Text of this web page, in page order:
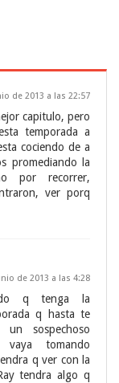
de 2013 a las 22:57
capitulo, pero
temporada a
cociendo de a
promediando la
por recorrer,
ver porq
de 2013 a las 4:28
q tenga la
q hasta te
un sospechoso
tomando
q ver con la
tendra algo q